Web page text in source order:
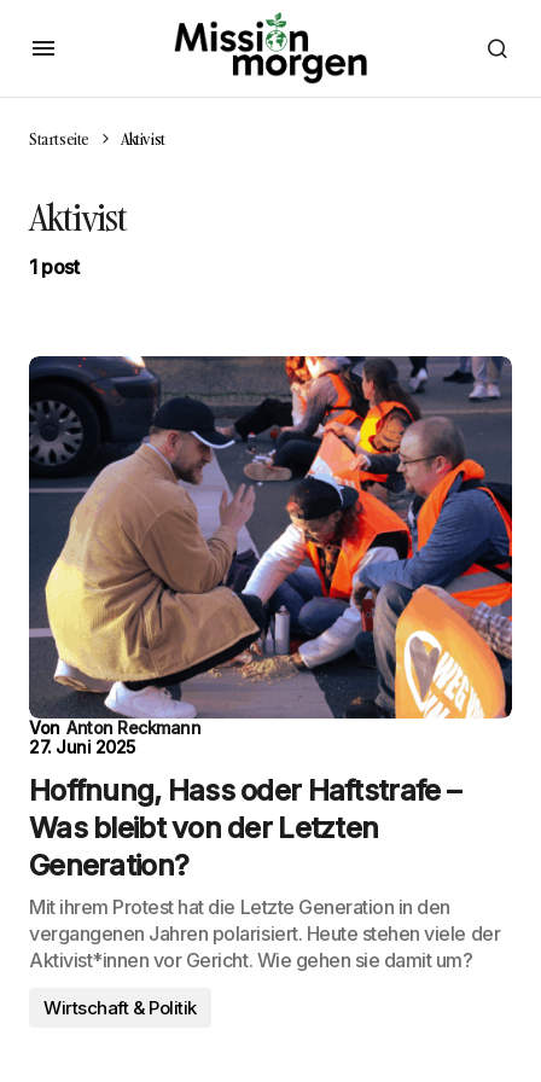
Startseite Aktivist
Aktivist
1 post
Von Anton Reckmann
27. Juni 2025
Hoffnung, Hass oder Haftstrafe –
Was bleibt von der Letzten
Generation?
Mit ihrem Protest hat die Letzte Generation in den
vergangenen Jahren polarisiert. Heute stehen viele der
Aktivist*innen vor Gericht. Wie gehen sie damit um?
Wirtschaft & Politik